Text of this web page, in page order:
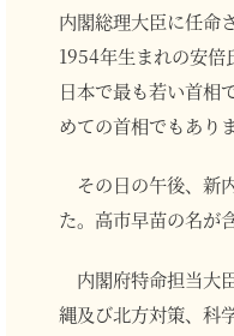
内閣総理大臣に任命
1954年生まれの安
日本で最も若い首相
めての首相でもあり
その日の午後、新
た。高市早苗の名が
内閣府特命担当大
縄及び北方対策、科